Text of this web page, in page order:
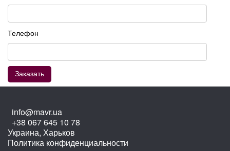
Телефон
info@mavr.ua
+38 067 645 10 78
Украина, Харьков
Политика конфиденциальности